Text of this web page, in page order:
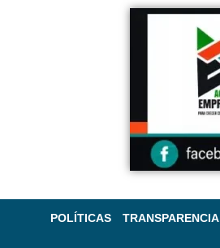
POLÍTICAS TRANSPARENCIA